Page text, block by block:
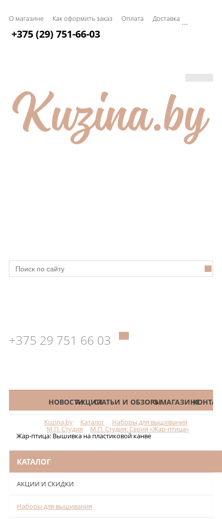
О магазине Как оформить заказ Оплата Доставка ...
+375 (29) 751-66-03
+375 29 751 66 03
КАТАЛОГНОВОСТИАКЦИИСТАТЬИ И ОБЗОРЫО МАГАЗИНЕ
Kuzina.by Каталог Наборы для вышивания
М.П. Студия М.П. Студия: Серия «Жар-птица»
Жар-птица: Вышивка на пластиковой канве
КАТАЛОГ
АКЦИИ И СКИДКИ
Наборы для вышивания